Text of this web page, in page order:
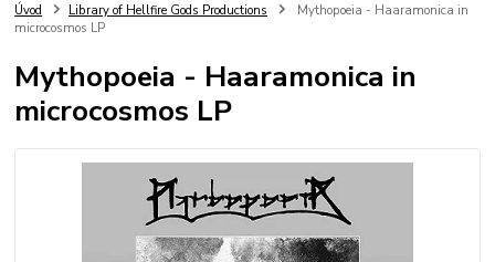
Úvod Library of Hellfire Gods Productions
Mythopoeia - Haaramonica in
microcosmos LP
Mythopoeia - Haaramonica in
microcosmos LP